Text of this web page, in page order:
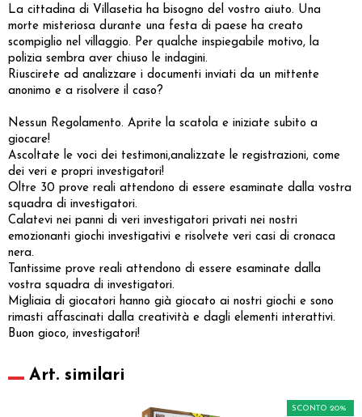
La cittadina di Villasetia ha bisogno del vostro aiuto. Una
morte misteriosa durante una festa di paese ha creato
scompiglio nel villaggio. Per qualche inspiegabile motivo, la
polizia sembra aver chiuso le indagini.
Riuscirete ad analizzare i documenti inviati da un mittente
anonimo e a risolvere il caso?
Nessun Regolamento. Aprite la scatola e iniziate subito a
giocare!
Ascoltate le voci dei testimoni,analizzate le registrazioni, come
dei veri e propri investigatori!
Oltre 30 prove reali attendono di essere esaminate dalla vostra
squadra di investigatori.
Calatevi nei panni di veri investigatori privati nei nostri
emozionanti giochi investigativi e risolvete veri casi di cronaca
nera.
Tantissime prove reali attendono di essere esaminate dalla
vostra squadra di investigatori.
Migliaia di giocatori hanno già giocato ai nostri giochi e sono
rimasti affascinati dalla creatività e dagli elementi interattivi.
Buon gioco, investigatori!
Art. similari
SCONTO 20%